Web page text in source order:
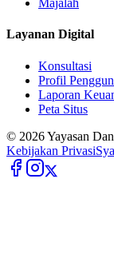
Majalah
Layanan Digital
Konsultasi
Profil
Laporan
Peta Situs
© 2026Yayasan
Kebijakan Privasi